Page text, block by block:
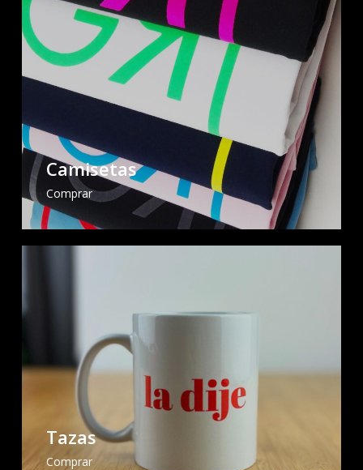
Camisetas
Comprar
Tazas
Comprar